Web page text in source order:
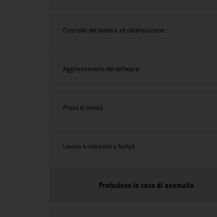
Controllo del sistema ed ottimizzazione
Aggiornamento del software
Prova di tenuta
Lavoro e interventi a forfait
Protezione in caso di anomalia